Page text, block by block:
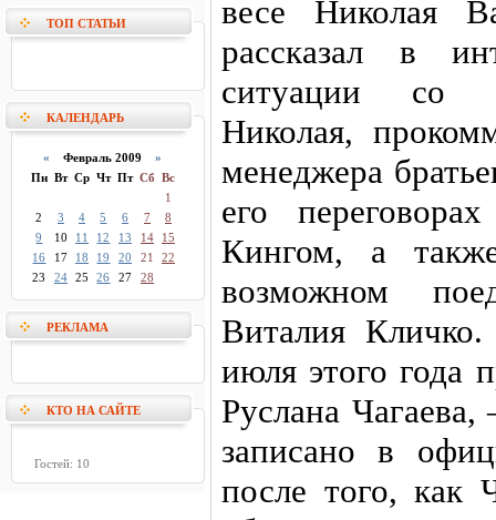
ТОП СТАТЬИ
КАЛЕНДАРЬ
« Февраль 2009»
Пн Вт Ср Чт Пт Сб Вс
1
2
3 4 5 6 7
8
9
10 11 12 13 14
15
16
17 18 19 20 21
22
23
24 25 26 27 28
РЕКЛАМА
КТО НА САЙТЕ
Гостей: 10
весе Николая
рассказал в
ситуации со
Николая,
менеджера
его
Кингом, а
возможном
Виталия
июля этого года
Руслана
записано в
после того, как